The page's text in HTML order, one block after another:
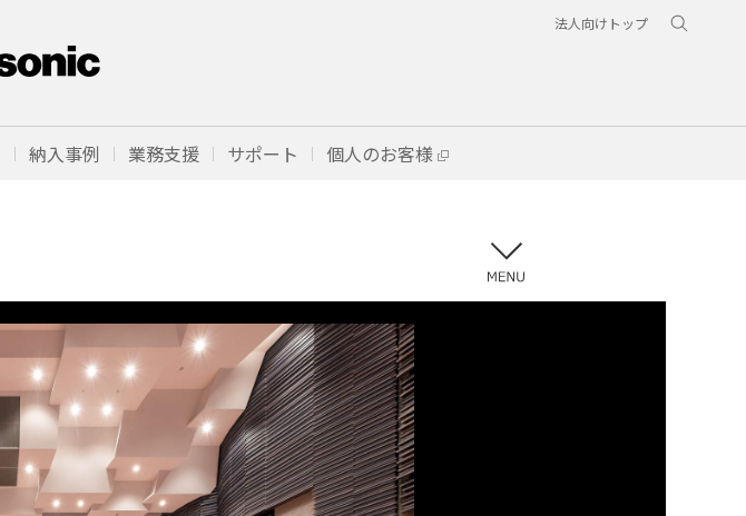
法人向けトップ
納入事例 業務支援 サポート 個人のお客様